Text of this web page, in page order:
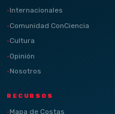
Internacionales
Comunidad ConCiencia
Cultura
Opinión
Nosotros
RECURSOS
Mapa de Costas